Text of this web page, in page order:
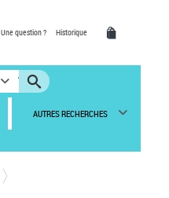
Une question ? Historique
AUTRES RECHERCHES